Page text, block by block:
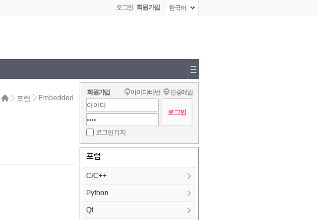
로그인 회원가입 한국어
포럼 Embedded
회원가입 아이디/비번 인증메일
로그인 유지
포럼
C/C++
Python
Qt